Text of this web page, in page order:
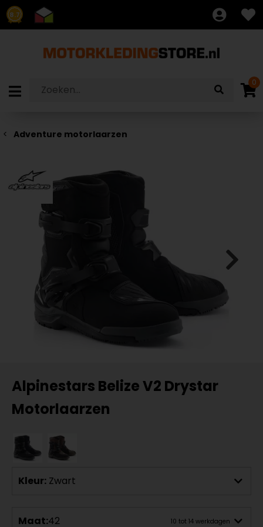
8.7
0
Adventure motorlaarzen
Alpinestars Belize V2 Drystar
Motorlaarzen
Kleur: Zwart
Maat:42 10 tot 14 werkdagen